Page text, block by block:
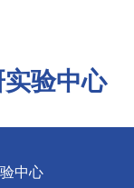
验中心
中心